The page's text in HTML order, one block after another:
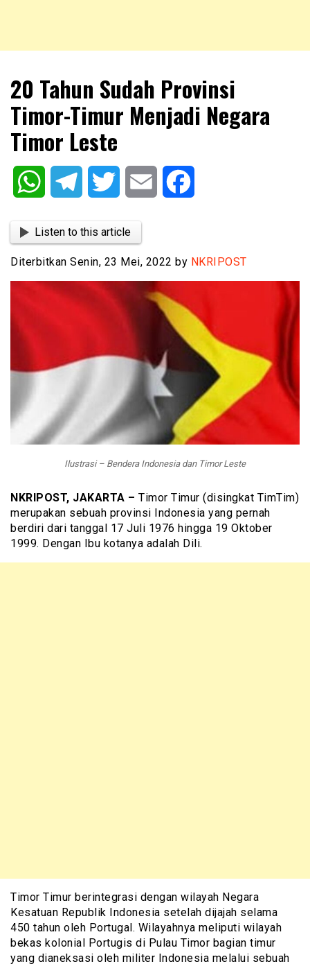
NKRIPOST
20 Tahun Sudah Provinsi
Timor-Timur Menjadi Negara
Timor Leste
WhatsAppTelegram Twitter Email
Listen to this article
Diterbitkan Senin, 23 Mei, 2022 by NKRIPOST
Ilustrasi – Bendera Indonesia dan Timor Leste
NKRIPOST, JAKARTA – Timor Timur (disingkat TimTim)
merupakan sebuah provinsi Indonesia yang pernah
berdiri dari tanggal 17 Juli 1976 hingga 19 Oktober
1999. Dengan Ibu kotanya adalah Dili.
Timor Timur berintegrasi dengan wilayah Negara
Kesatuan Republik Indonesia setelah dijajah selama
450 tahun oleh Portugal. Wilayahnya meliputi wilayah
bekas kolonial Portugis di Pulau Timor bagian timur
yang dianeksasi oleh militer Indonesia melalui sebuah